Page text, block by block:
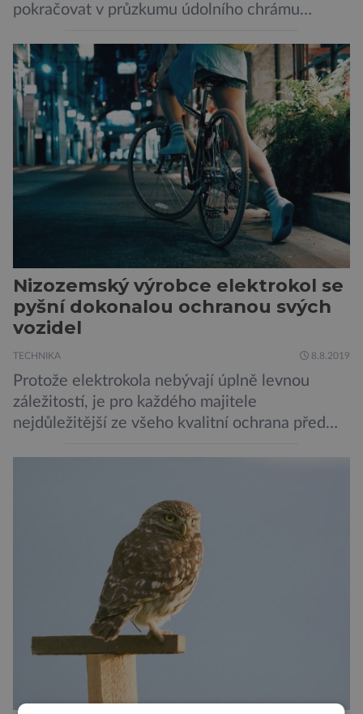
pokračovat v průzkumu údolního chrámu
Ceje. Lucie Jirásková z Českého
egyptologického ústavu FF UK řekla, že je
v plánu také zpracování vykopaných předmětů.
„V průběhu výzkumů není moc času na
zpracování nálezů. Necháváme si na to tedy
měsíc, kdy […]
Nizozemský výrobce elektrokol se
pyšní dokonalou ochranou svých
vozidel
TECHNIKA 8.8.2019
Protože elektrokola nebývají úplně levnou
záležitostí, je pro každého majitele
nejdůležitější ze všeho kvalitní ochrana před
Skutečně nepřehání? Pokud se podrobněji
podíváme na ochranu jejich elektrokol
Electrified S2 a X2, pak je […]